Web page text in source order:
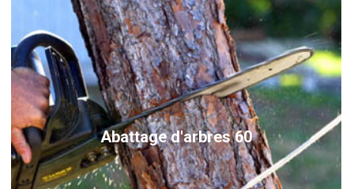
Abattage d'arbres 60